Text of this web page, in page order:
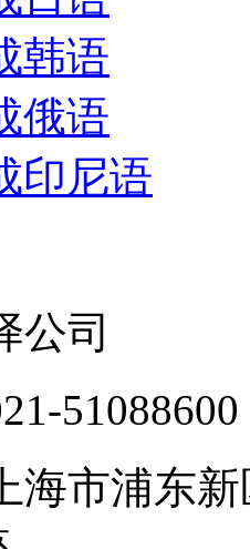
韩语
俄语
印尼语
公司
51088600
上海市浦东新